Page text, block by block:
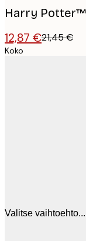
Harry
12,87 €21,45 €
Koko
Valitse vaihtoehto...